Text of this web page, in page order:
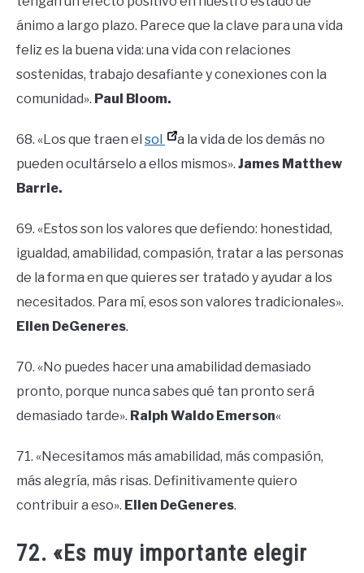
ánimo a largo plazo. Parece que la clave para una vida
feliz es la buena vida: una vida con relaciones
sostenidas, trabajo desafiante y conexiones con la
comunidad». Paul Bloom.
68. «Los que traen el sol
a la vida de los demás no
pueden ocultárselo a ellos mismos». James Matthew
Barrie.
69. «Estos son los valores que defiendo: honestidad,
igualdad, amabilidad, compasión, tratar a las personas
de la forma en que quieres ser tratado y ayudar a los
necesitados. Para mí, esos son valores tradicionales».
Ellen DeGeneres.
70. «No puedes hacer una amabilidad demasiado
pronto, porque nunca sabes qué tan pronto será
demasiado tarde». Ralph Waldo Emerson«
71. «Necesitamos más amabilidad, más compasión,
más alegría, más risas. Definitivamente quiero
contribuir a eso». Ellen DeGeneres.
72. «Es muy importante elegir